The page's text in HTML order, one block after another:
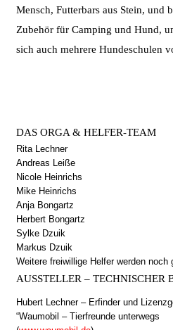
Mensch, Futterbars aus Stein, und
Zubehör für Camping und Hund,
sich auch mehrere Hundeschulen
DAS ORGA & HELFER-TEAM
Rita Lechner
Andreas Leiße
Nicole Heinrichs
Mike Heinrichs
Anja Bongartz
Herbert Bongartz
Sylke Dzuik
Markus Dzuik
Weitere freiwillige Helfer werden noch
AUSSTELLER – TECHNISCHER
Hubert Lechner – Erfinder und
“Waumobil – Tierfreunde unterwegs